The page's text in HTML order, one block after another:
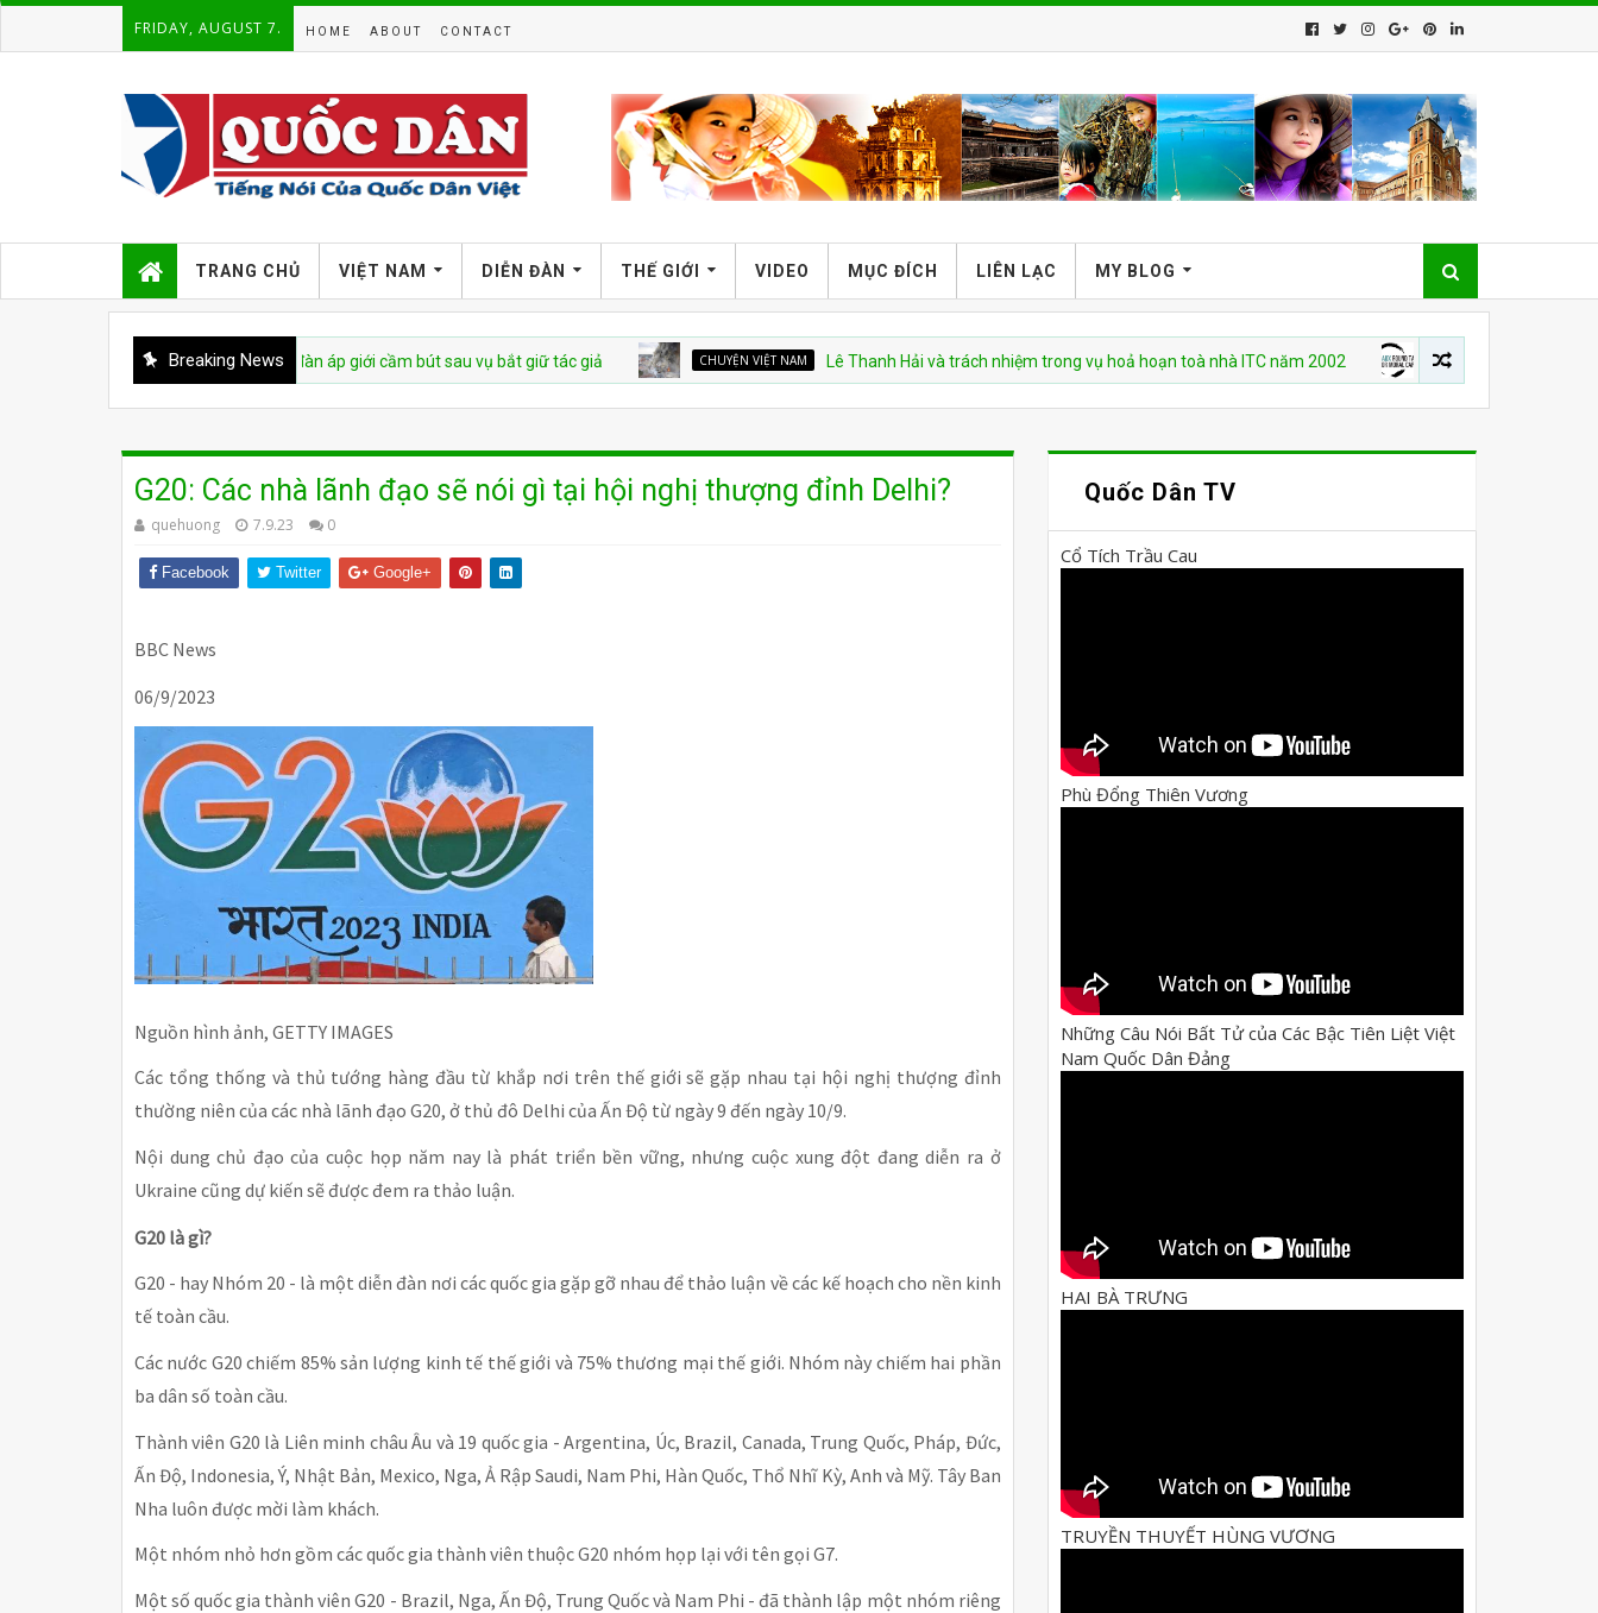
FRIDAY, AUGUST 7. HOME ABOUT CONTACT
TRANG CHỦ VIỆT NAM DIỄN ĐÀN THẾ GIỚI VIDEO MỤC ĐÍCH LIÊN LẠC MY BLOG
Breaking News
cáo buộc tái diễn chiến dịch đàn áp giới cầm bút sau vụ bắt giữ tác giả CHUYỆN VIỆT NAM Lê Thanh Hải và trách nhiệm trong vụ hoả hoạn toà nhà ITC năm 2002 CHUYỆN VIỆT NAM
G20: Các nhà lãnh đạo sẽ nói gì tại hội nghị thượng đỉnh Delhi?
quehuong 7.9.23 0
Facebook Twitter Google+
BBC News
06/9/2023
Nguồn hình ảnh, GETTY IMAGES
Các tổng thống và thủ tướng hàng đầu từ khắp nơi trên thế giới sẽ gặp nhau tại hội nghị thượng đỉnh
thường niên của các nhà lãnh đạo G20, ở thủ đô Delhi của Ấn Độ từ ngày 9 đến ngày 10/9.
Nội dung chủ đạo của cuộc họp năm nay là phát triển bền vững, nhưng cuộc xung đột đang diễn ra ở
Ukraine cũng dự kiến sẽ được đem ra thảo luận.
G20 là gì?
G20 - hay Nhóm 20 - là một diễn đàn nơi các quốc gia gặp gỡ nhau để thảo luận về các kế hoạch cho nền kinh
tế toàn cầu.
Các nước G20 chiếm 85% sản lượng kinh tế thế giới và 75% thương mại thế giới. Nhóm này chiếm hai phần
ba dân số toàn cầu.
Thành viên G20 là Liên minh châu Âu và 19 quốc gia - Argentina, Úc, Brazil, Canada, Trung Quốc, Pháp, Đức,
Ấn Độ, Indonesia, Ý, Nhật Bản, Mexico, Nga, Ả Rập Saudi, Nam Phi, Hàn Quốc, Thổ Nhĩ Kỳ, Anh và Mỹ. Tây Ban
Nha luôn được mời làm khách.
Một nhóm nhỏ hơn gồm các quốc gia thành viên thuộc G20 nhóm họp lại với tên gọi G7.
Một số quốc gia thành viên G20 - Brazil, Nga, Ấn Độ, Trung Quốc và Nam Phi - đã thành lập một nhóm riêng
Quốc Dân TV
Cổ Tích Trầu Cau
Phù Đổng Thiên Vương
Những Câu Nói Bất Tử của Các Bậc Tiên Liệt Việt
Nam Quốc Dân Đảng
HAI BÀ TRƯNG
TRUYỀN THUYẾT HÙNG VƯƠNG